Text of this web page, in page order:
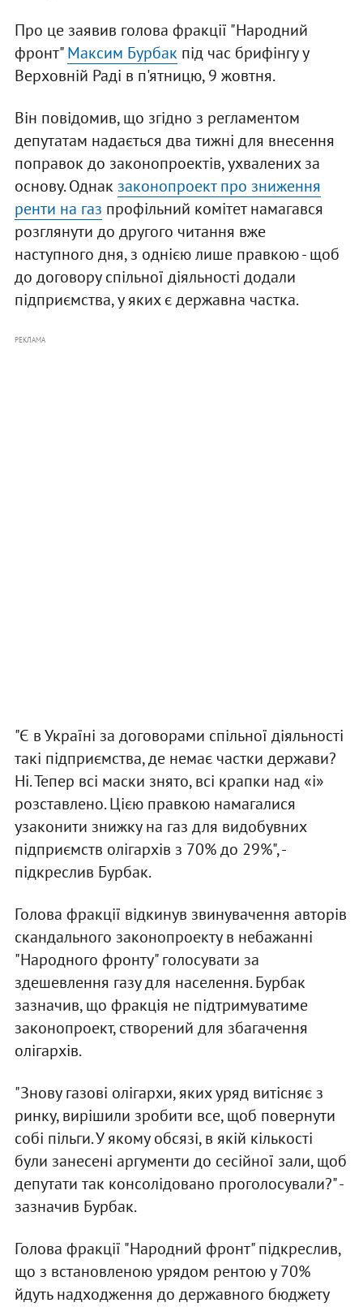
Про це заявив голова фракції "Народний
фронт"Максим Бурбак під час брифінгу у
Верховній Раді в п'ятницю, 9 жовтня.
Він повідомив, що згідно з регламентом
депутатам надається два тижні для внесення
поправок до законопроектів, ухвалених за
основу. Однак законопроект про зниження
ренти на газ профільний комітет намагався
розглянути до другого читання вже
наступного дня, з однією лише правкою - щоб
до договору спільної діяльності додали
підприємства, у яких є державна частка.
РЕКЛАМА
"Є в Україні за договорами спільної діяльності
такі підприємства, де немає частки держави?
Ні. Тепер всі маски знято, всі крапки над «і»
розставлено. Цією правкою намагалися
узаконити знижку на газ для видобувних
підприємств олігархів з 70% до 29%", -
підкреслив Бурбак.
Голова фракції відкинув звинувачення авторів
скандального законопроекту в небажанні
"Народного фронту" голосувати за
здешевлення газу для населення. Бурбак
зазначив, що фракція не підтримуватиме
законопроект, створений для збагачення
олігархів.
"Знову газові олігархи, яких уряд витісняє з
ринку, вирішили зробити все, щоб повернути
собі пільги. У якому обсязі, в якій кількості
були занесені аргументи до сесійної зали, щоб
депутати так консолідовано проголосували?" -
зазначив Бурбак.
Голова фракції "Народний фронт" підкреслив,
що з встановленою урядом рентою у 70%
йдуть надходження до державного бюджету